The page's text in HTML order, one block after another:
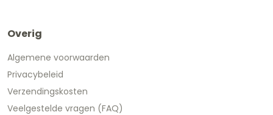
Overig
Algemene voorwaarden
Privacybeleid
Verzendingskosten
Veelgestelde vragen (FAQ)